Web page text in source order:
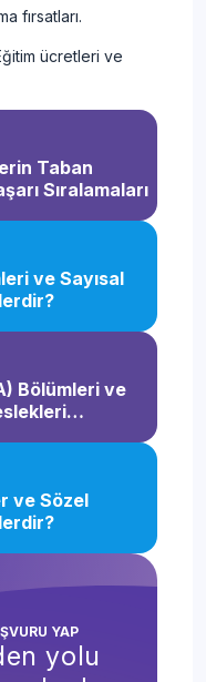
Detaya Git
Detaya Git
(2
Detaya Git
Detaya Git
fırsatları.
ücretleri ve
Taban
Sıralamaları
ve Sayısal
Bölümleri ve
ve Sözel
YAP
yolu